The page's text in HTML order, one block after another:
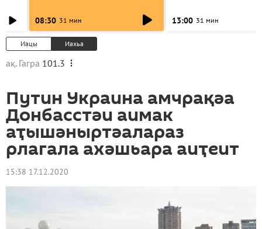
08:30 31 мин 13:00 31 мин
Иацы Иахьа
ақ. Гагра 101.3
Путин Украина амчрақәа
Донбасстәи аимак
аҭышәныртәалараз
рлагала ахәшьара аиҭеит
15:38 17.12.2020